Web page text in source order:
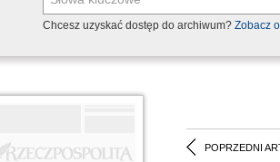
Chcesz uzyskać dostęp do archiwum? Zobacz
POPRZEDNI